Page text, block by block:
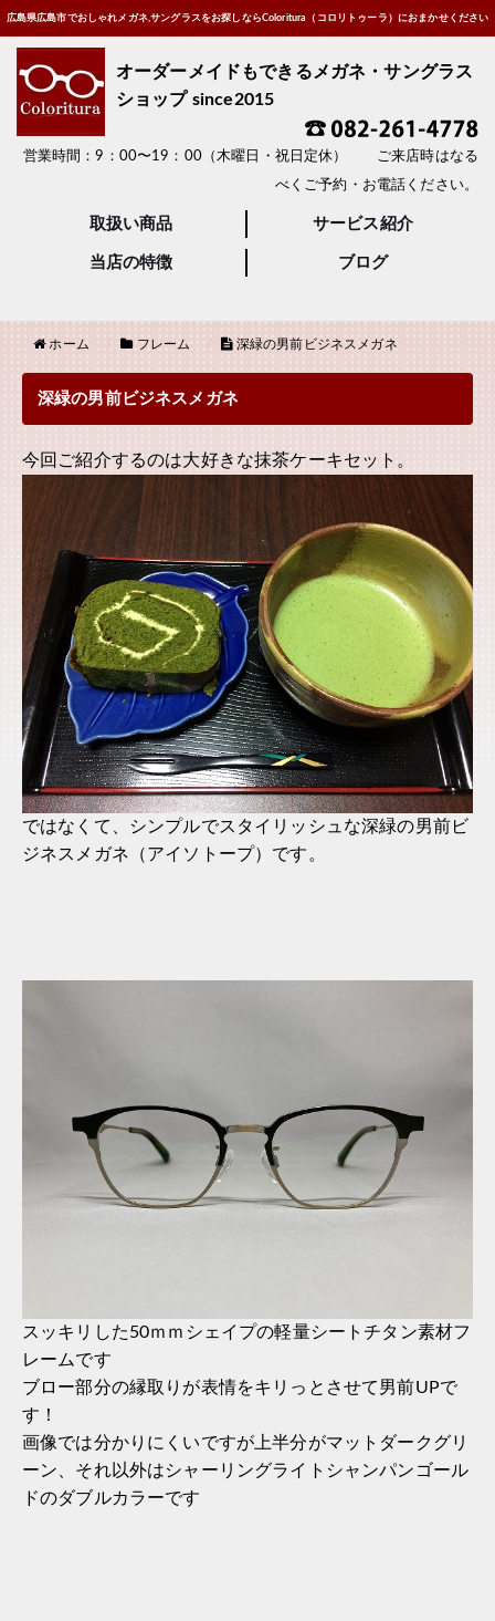
広島県広島市でおしゃれメガネ,サングラスをお探しならColoritura（コロリトゥーラ）におまかせください
オーダーメイドもできるメガネ・サングラス
ショップ since2015
営業時間：9：00〜19：00（木曜日・祝日定休） ご来店時はなる
べくご予約・お電話ください。
取扱い商品 サービス紹介
当店の特徴 ブログ
ホーム フレーム 深緑の男前ビジネスメガネ
深緑の男前ビジネスメガネ
今回ご紹介するのは大好きな抹茶ケーキセット。
ではなくて、シンプルでスタイリッシュな深緑の男前ビ
ジネスメガネ（アイソトープ）です。
スッキリした50ｍｍシェイプの軽量シートチタン素材フ
レームです
ブロー部分の縁取りが表情をキリっとさせて男前UPで
す！
画像では分かりにくいですが上半分がマットダークグリ
ーン、それ以外はシャーリングライトシャンパンゴール
ドのダブルカラーです